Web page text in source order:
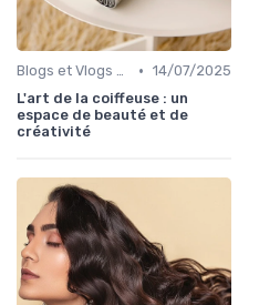
Blogs et Vlogs de Coiffure • 14/07/2025
L'art de la coiffeuse : un
espace de beauté et de
créativité